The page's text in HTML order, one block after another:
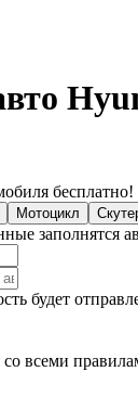
бесплатно!
Мотоцикл
заполнятся
будет
со всеми